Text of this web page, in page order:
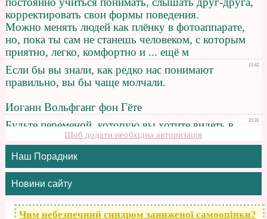
Щоб додати необхідна авторизація
Наш Порадник
Новини сайту
Чим небезпечний синдром заниженої самооцінки?